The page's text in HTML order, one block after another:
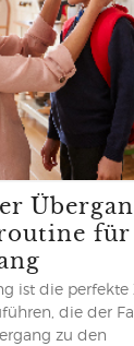
für
ist die perfekte
die der
zu den